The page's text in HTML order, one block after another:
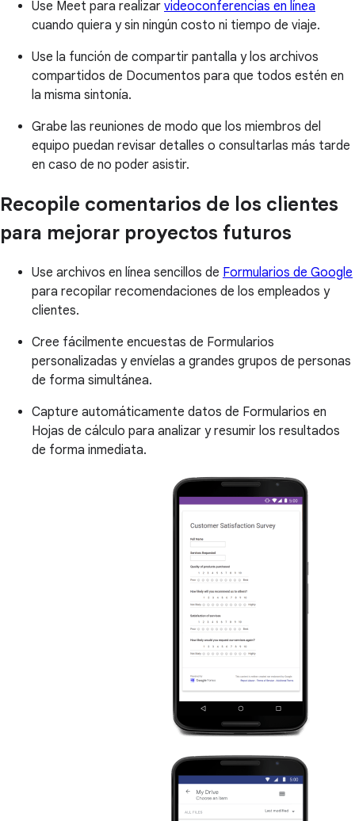
Use Meet para realizar videoconferencias en línea
cuando quiera y sin ningún costo ni tiempo de viaje.
Use la función de compartir pantalla y los archivos
compartidos de Documentos para que todos estén en
la misma sintonía.
Grabe las reuniones de modo que los miembros del
equipo puedan revisar detalles o consultarlas más tarde
en caso de no poder asistir.
Recopile comentarios de los clientes
para mejorar proyectos futuros
Use archivos en línea sencillos de Formularios de Google
para recopilar recomendaciones de los empleados y
clientes.
Cree fácilmente encuestas de Formularios
personalizadas y envíelas a grandes grupos de personas
de forma simultánea.
Capture automáticamente datos de Formularios en
Hojas de cálculo para analizar y resumir los resultados
de forma inmediata.